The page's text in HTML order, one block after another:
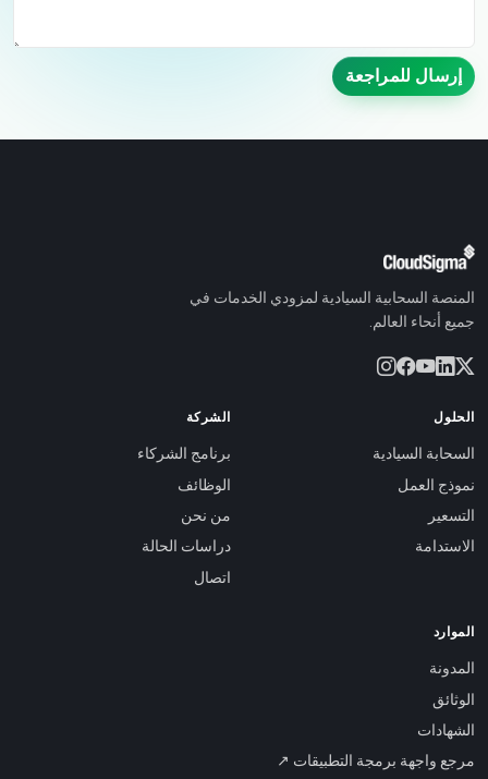
إرسال للمراجعة
المنصة السحابية السيادية لمزودي الخدمات في
جميع أنحاء العالم.
الحلول
السحابة السيادية
نموذج العمل
التسعير
الاستدامة
الشركة
برنامج الشركاء
الوظائف
من نحن
دراسات الحالة
اتصال
الموارد
المدونة
الوثائق
الشهادات
مرجع واجهة برمجة التطبيقات ↗